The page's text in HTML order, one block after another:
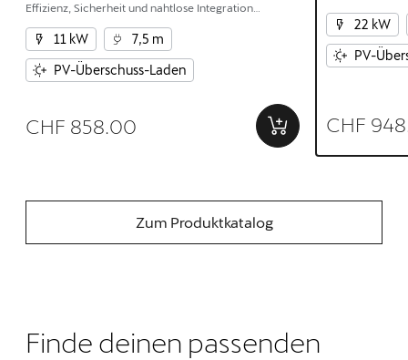
Effizienz, Sicherheit und nahtlose Integration
zwischen Haus und Elektroauto.
11 kW
7,5 m
PV-Überschuss-Laden
CHF 858.00
und nahtlose
Elektroauto.
22 kW
PV-
CHF
Zum Produktkatalog
Finde deinen passenden